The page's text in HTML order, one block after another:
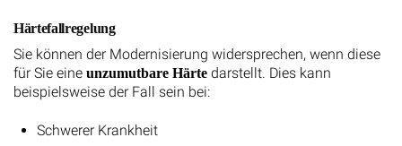
Härtefallregelung
Sie können der Modernisierung widersprechen, wenn diese
für Sie eine unzumutbare Härte darstellt. Dies kann
beispielsweise der Fall sein bei:
Schwerer Krankheit